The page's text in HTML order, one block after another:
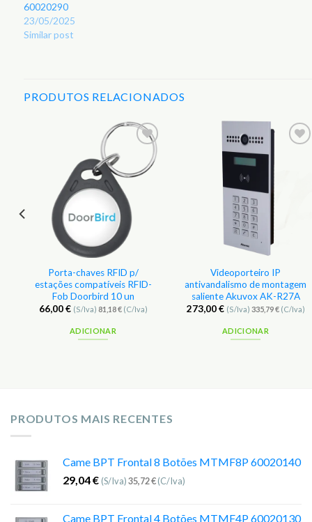
60020290
23/05/2025
Similar post
PRODUTOS RELACIONADOS
Adicionar
Favoritos
Porta-chaves RFID p/
estações compatíveis RFID-
Fob Doorbird 10 un
66,00€ (S/Iva) 81,18€(C/Iva)
ADICIONAR
Favoritos
Videoporteiro IP
antivandalismo de montagem
saliente Akuvox AK-R27A
273,00€ (S/Iva) 335,79€(C/Iva)
ADICIONAR
PRODUTOS MAIS RECENTES
Came BPT Frontal 8 Botões MTMF8P 60020140
29,04€ (S/Iva)35,72€(C/Iva)
Came BPT Frontal 4 Botões MTMF4P 60020130